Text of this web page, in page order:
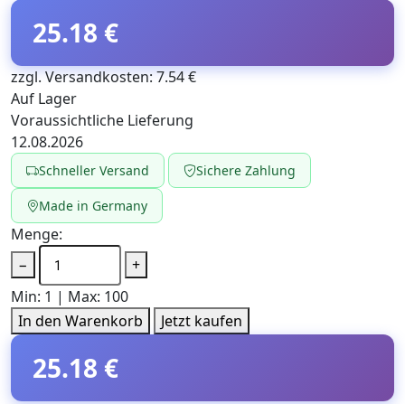
25.18 €
zzgl. Versandkosten: 7.54 €
Auf Lager
Voraussichtliche Lieferung
12.08.2026
Schneller Versand Sichere Zahlung
Made in Germany
Menge:
−
+
Min: 1 | Max: 100
In den Warenkorb
Jetzt kaufen
25.18 €